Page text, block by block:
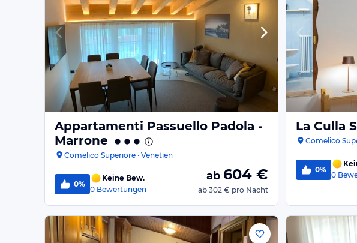
Appartamenti Passuello Padola -
Marrone
Comelico Superiore · Venetien
0%
Keine Bew.
0 Bewertungen
ab 604 €
ab 302 € pro Nacht
La Culla
Comelico
0%
0